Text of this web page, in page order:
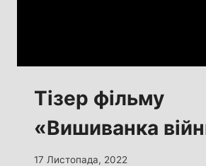
Тізер фільму
«Вишиванка
17 Листопада, 2022